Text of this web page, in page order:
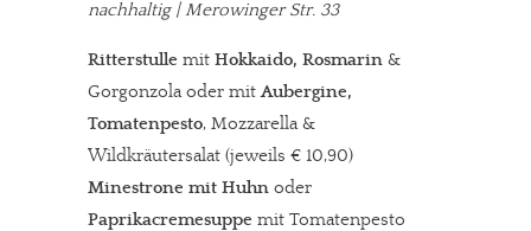
nachhaltig | Merowinger Str. 33
Ritterstulle mit Hokkaido, Rosmarin &
Gorgonzola oder mitAubergine,
Tomatenpesto, Mozzarella &
Wildkräutersalat (jeweils € 10,90)
Minestrone mit Huhn oder
Paprikacremesuppe mit Tomatenpesto